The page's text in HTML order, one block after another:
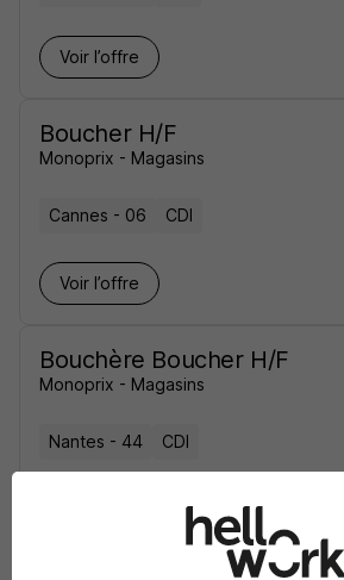
Voir l’offre
Boucher H/F
Monoprix - Magasins
Cannes - 06 CDI
Voir l’offre
Bouchère Boucher H/F
Monoprix - Magasins
Nantes - 44 CDI